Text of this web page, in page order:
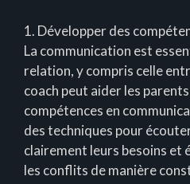
1. Développer des
La communication est
relation, y compris celle
coach peut aider les
compétences en
des techniques pour
clairement leurs besoins et
les conflits de manière